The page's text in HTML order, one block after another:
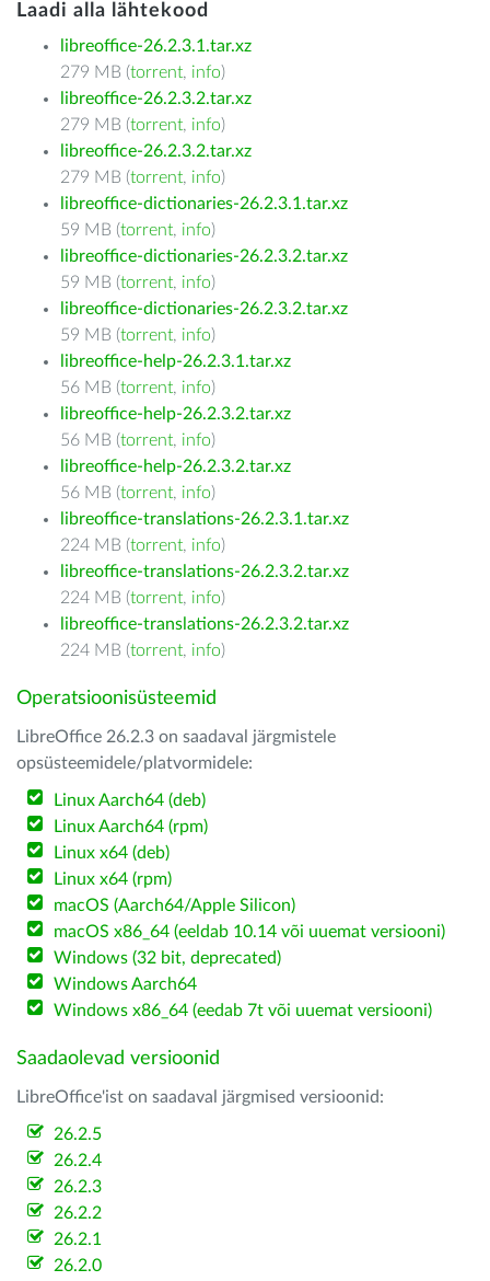
Laadi alla lähtekood
libreoffice-26.2.3.1.tar.xz
279 MB (torrent, info)
libreoffice-26.2.3.2.tar.xz
279 MB (torrent, info)
libreoffice-26.2.3.2.tar.xz
279 MB (torrent, info)
libreoffice-dictionaries-26.2.3.1.tar.xz
59 MB (torrent, info)
libreoffice-dictionaries-26.2.3.2.tar.xz
59 MB (torrent, info)
libreoffice-dictionaries-26.2.3.2.tar.xz
59 MB (torrent, info)
libreoffice-help-26.2.3.1.tar.xz
56 MB (torrent, info)
libreoffice-help-26.2.3.2.tar.xz
56 MB (torrent, info)
libreoffice-help-26.2.3.2.tar.xz
56 MB (torrent, info)
libreoffice-translations-26.2.3.1.tar.xz
224 MB (torrent, info)
libreoffice-translations-26.2.3.2.tar.xz
224 MB (torrent, info)
libreoffice-translations-26.2.3.2.tar.xz
224 MB (torrent, info)
Operatsioonisüsteemid
LibreOffice 26.2.3 on saadaval järgmistele
opsüsteemidele/platvormidele:
Linux Aarch64 (deb)
Linux Aarch64 (rpm)
Linux x64 (deb)
Linux x64 (rpm)
macOS (Aarch64/Apple Silicon)
macOS x86_64 (eeldab 10.14 või uuemat versiooni)
Windows (32 bit, deprecated)
Windows Aarch64
Windows x86_64 (eedab 7t või uuemat versiooni)
Saadaolevad versioonid
LibreOffice'ist on saadaval järgmised versioonid:
26.2.5
26.2.4
26.2.3
26.2.2
26.2.1
26.2.0